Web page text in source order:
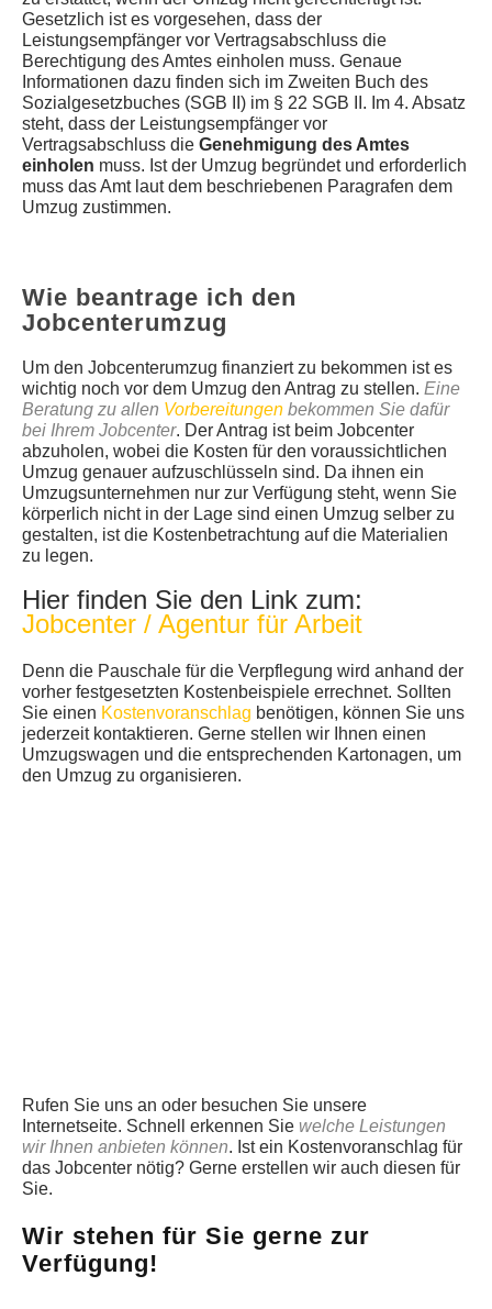
Gesetzlich ist es vorgesehen, dass der
Leistungsempfänger vor Vertragsabschluss die
Berechtigung des Amtes einholen muss. Genaue
Informationen dazu finden sich im Zweiten Buch des
Sozialgesetzbuches (SGB II) im § 22 SGB II. Im 4. Absatz
steht, dass der Leistungsempfänger vor
Vertragsabschluss die Genehmigung des Amtes
einholen muss. Ist der Umzug begründet und erforderlich
muss das Amt laut dem beschriebenen Paragrafen dem
Umzug zustimmen.
Wie beantrage ich den
Jobcenterumzug
Um den Jobcenterumzug finanziert zu bekommen ist es
wichtig noch vor dem Umzug den Antrag zu stellen. Eine
Beratung zu allen Vorbereitungen bekommen Sie dafür
bei Ihrem Jobcenter. Der Antrag ist beim Jobcenter
abzuholen, wobei die Kosten für den voraussichtlichen
Umzug genauer aufzuschlüsseln sind. Da ihnen ein
Umzugsunternehmen nur zur Verfügung steht, wenn Sie
körperlich nicht in der Lage sind einen Umzug selber zu
gestalten, ist die Kostenbetrachtung auf die Materialien
zu legen.
Hier finden Sie den Link zum:
Jobcenter / Agentur für Arbeit
Denn die Pauschale für die Verpflegung wird anhand der
vorher festgesetzten Kostenbeispiele errechnet. Sollten
Sie einen Kostenvoranschlag benötigen, können Sie uns
jederzeit kontaktieren. Gerne stellen wir Ihnen einen
Umzugswagen und die entsprechenden Kartonagen, um
den Umzug zu organisieren.
Rufen Sie uns an oder besuchen Sie unsere
Internetseite. Schnell erkennen Sie welche Leistungen
wir Ihnen anbieten können. Ist ein Kostenvoranschlag für
das Jobcenter nötig? Gerne erstellen wir auch diesen für
Sie.
Wir stehen für Sie gerne zur
Verfügung!